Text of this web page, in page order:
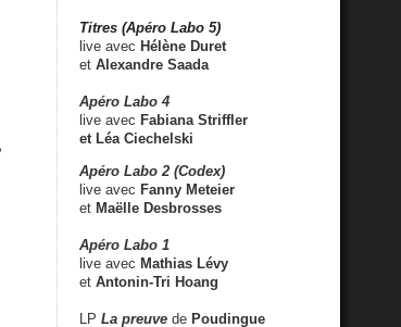
Titres (Apéro Labo 5)
live avec Hélène Duret
et Alexandre Saada
Apéro Labo 4
live avec Fabiana Striffler
et Léa Ciechelski
Apéro Labo 2 (Codex)
live avec Fanny Meteier
et Maëlle Desbrosses
Apéro Labo 1
live avec Mathias Lévy
et Antonin-Tri Hoang
LP La preuve de Poudingue